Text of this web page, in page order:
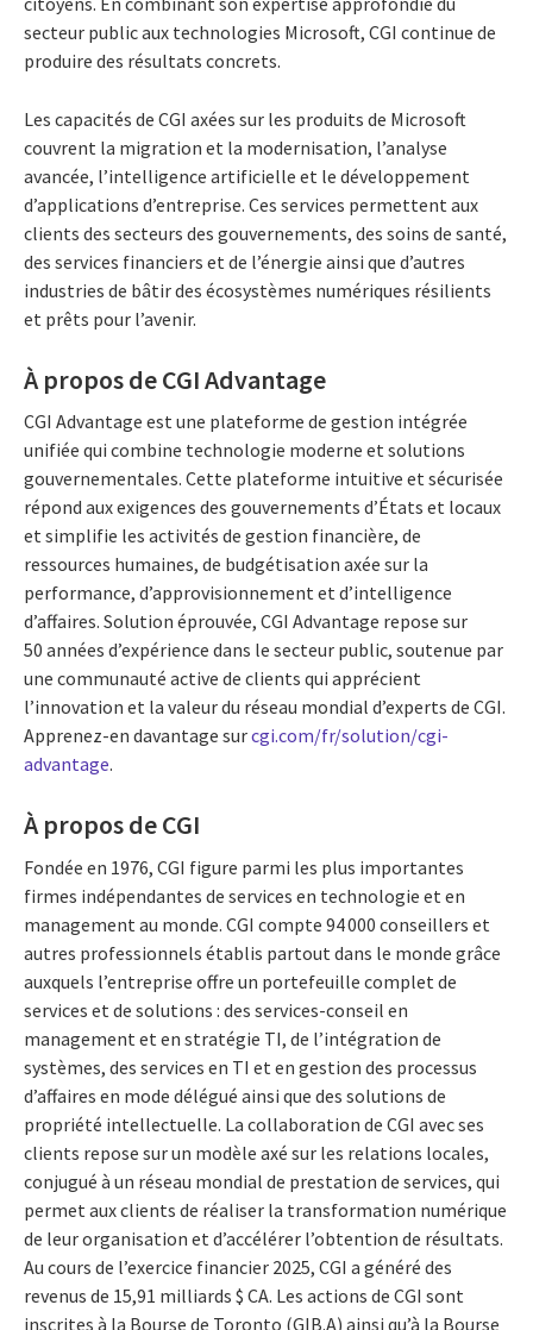
secteur public aux technologies Microsoft, CGI continue de
produire des résultats concrets.
Les capacités de CGI axées sur les produits de Microsoft
couvrent la migration et la modernisation, l’analyse
avancée, l’intelligence artificielle et le développement
d’applications d’entreprise. Ces services permettent aux
clients des secteurs des gouvernements, des soins de santé,
des services financiers et de l’énergie ainsi que d’autres
industries de bâtir des écosystèmes numériques résilients
et prêts pour l’avenir.
À propos de CGI Advantage
CGI Advantage est une plateforme de gestion intégrée
unifiée qui combine technologie moderne et solutions
gouvernementales. Cette plateforme intuitive et sécurisée
répond aux exigences des gouvernements d’États et locaux
et simplifie les activités de gestion financière, de
ressources humaines, de budgétisation axée sur la
performance, d’approvisionnement et d’intelligence
d’affaires. Solution éprouvée, CGI Advantage repose sur
50 années d’expérience dans le secteur public, soutenue par
une communauté active de clients qui apprécient
l’innovation et la valeur du réseau mondial d’experts de CGI.
Apprenez-en davantage surcgi.com/fr/solution/cgi-
advantage.
À propos de CGI
Fondée en 1976, CGI figure parmi les plus importantes
firmes indépendantes de services en technologie et en
management au monde. CGI compte 94 000 conseillers et
autres professionnels établis partout dans le monde grâce
auxquels l’entreprise offre un portefeuille complet de
services et de solutions : des services-conseil en
management et en stratégie TI, de l’intégration de
systèmes, des services en TI et en gestion des processus
d’affaires en mode délégué ainsi que des solutions de
propriété intellectuelle. La collaboration de CGI avec ses
clients repose sur un modèle axé sur les relations locales,
conjugué à un réseau mondial de prestation de services, qui
permet aux clients de réaliser la transformation numérique
de leur organisation et d’accélérer l’obtention de résultats.
Au cours de l’exercice financier 2025, CGI a généré des
revenus de 15,91 milliards $ CA. Les actions de CGI sont
inscrites à la Bourse de Toronto (GIB.A) ainsi qu’à la Bourse